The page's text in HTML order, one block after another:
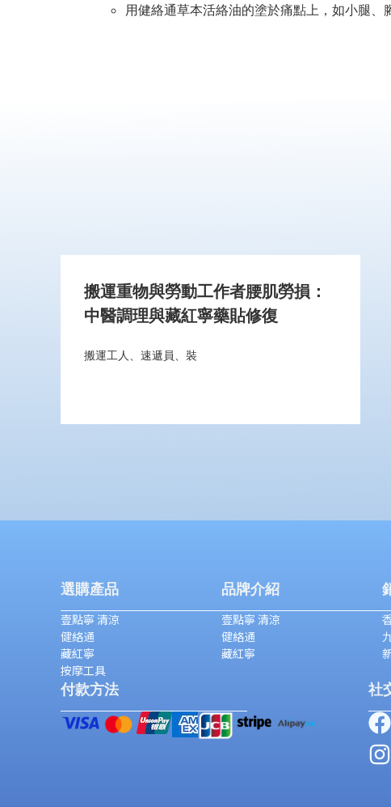
用健絡通草本活絡油的塗於痛點上，如小腿
搬運重物與勞動工作者腰肌勞損：
中醫調理與藏紅寧藥貼修復
搬運工人、速遞員、裝
選購產品
壹點寧 清涼
健絡通
藏紅寧
按摩工具
品牌介紹
壹點寧 清涼
健絡通
藏紅寧
付款方法 社